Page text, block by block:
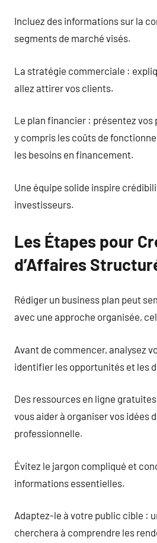
Incluez des informations sur la
segments de marché visés.
La stratégie commerciale :
allez attirer vos clients.
Le plan financier : présentez
y compris les coûts de
les besoins en financement.
Une équipe solide inspire
investisseurs.
Les Étapes pour
d’Affaires
Rédiger un business plan peut
avec une approche organisée,
Avant de commencer, analysez
identifier les opportunités et les
Des ressources en ligne
vous aider à organiser vos idées
professionnelle.
Évitez le jargon compliqué et
informations essentielles.
Adaptez-le à votre public cible :
cherchera à comprendre les